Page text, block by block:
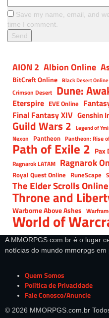
Save my name, email, and
time I comment.
AION 2 Albion Online
BitCraft Online Black Desert Online
Crimson Desert Dune:
Eterspire EVE Online
Final Fantasy XIV Genshin
Guild Wars 2 Legend of
Nexon Pantheon Pantheon: Rise
Path of Exile 2 Pax
Ragnarok LATAM Ragnarok
Royal Quest Online RuneScape
The Elder Scrolls Online
Throne and
Warborne Above Ashes
World of
A MMORPGS.com.br é o lugar
notícias do mundo mmorpgs em
Quem Somos
Política de Privacidade
Fale Conosco/Anuncie
© 2026 MMORPGS.com.br